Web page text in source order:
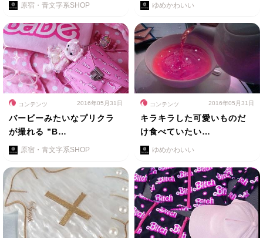
原宿・青文字系SHOP ゆめかわいい
コンテンツ 2016年05月31日
バービーみたいなプリクラ
が撮れる ”B…
原宿・青文字系SHOP
コンテンツ 2016年05月31日
キラキラした可愛いものだ
け食べていたい…
ゆめかわいい